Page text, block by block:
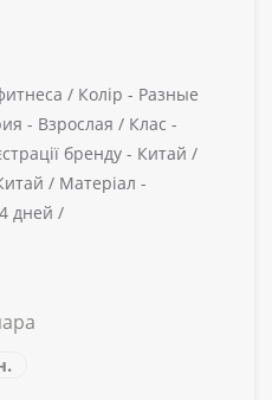
/ Колір - Разные
- Взрослая / Клас -
бренду - Китай /
/ Матеріал -
дней /